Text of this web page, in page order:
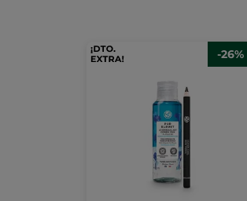
-26%